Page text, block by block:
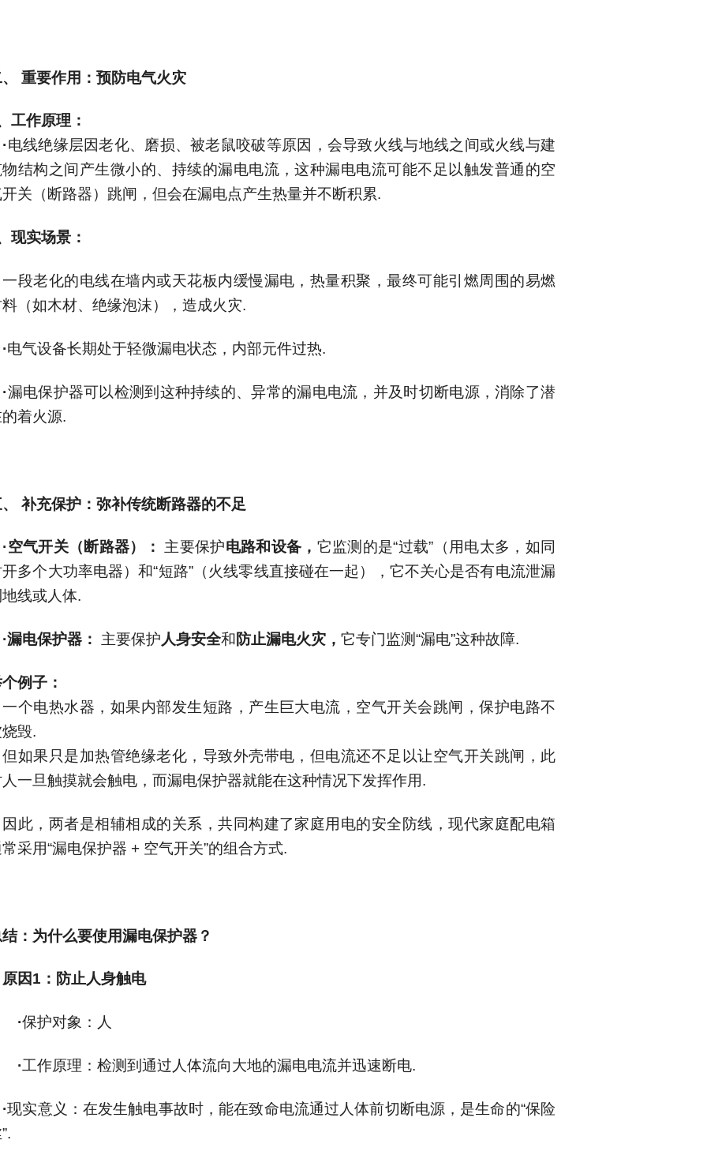
重要作用：预防电气火灾
工作原理：
·电线绝缘层因老化、磨损、被老鼠咬破等原因，会导致火线与地线之间或火线与建
结构之间产生微小的、持续的漏电电流，这种漏电电流可能不足以触发普通的空
关（断路器）跳闸，但会在漏电点产生热量并不断积累.
现实场景：
段老化的电线在墙内或天花板内缓慢漏电，热量积聚，最终可能引燃周围的易燃
（如木材、绝缘泡沫），造成火灾.
·电气设备长期处于轻微漏电状态，内部元件过热.
·漏电保护器可以检测到这种持续的、异常的漏电电流，并及时切断电源，消除了潜
着火源.
补充保护：弥补传统断路器的不足
·空气开关（断路器）： 主要保护电路和设备， 它监测的是“过载” （用电太多，如同
多个大功率电器）和“短路”（火线零线直接碰在一起），它不关心是否有电流泄漏
线或人体.
·漏电保护器： 主要保护人身安全和 防止漏电火灾， 它专门监测“漏电”这种故障.
例子：
个电热水器，如果内部发生短路，产生巨大电流，空气开关会跳闸，保护电路不
毁.
如果只是加热管绝缘老化，导致外壳带电，但电流还不足以让空气开关跳闸，此
一旦触摸就会触电，而漏电保护器就能在这种情况下发挥作用.
此，两者是相辅相成的关系，共同构建了家庭用电的安全防线，现代家庭配电箱
采用“漏电保护器 + 空气开关”的组合方式.
：为什么要使用漏电保护器？
原因1 ：防止人身触电
·保护对象：人
·工作原理：检测到通过人体流向大地的漏电电流并迅速断电.
·现实意义：在发生触电事故时，能在致命电流通过人体前切断电源，是生命的“保险
”.